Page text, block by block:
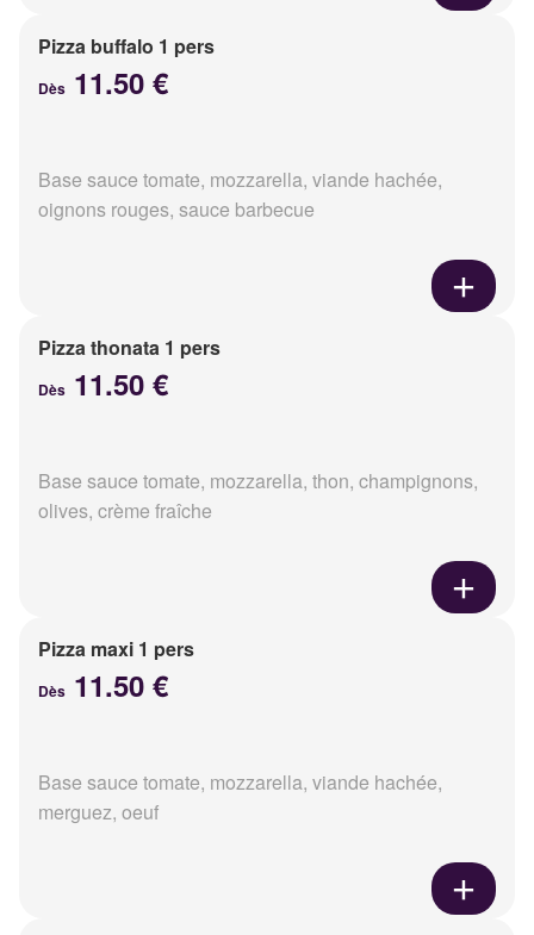
Pizza buffalo 1 pers
Dès 11.50 €
Base sauce tomate, mozzarella, viande hachée,
oignons rouges, sauce barbecue
Pizza thonata 1 pers
Dès 11.50 €
Base sauce tomate, mozzarella, thon, champignons,
olives, crème fraîche
Pizza maxi 1 pers
Dès 11.50 €
Base sauce tomate, mozzarella, viande hachée,
merguez, oeuf